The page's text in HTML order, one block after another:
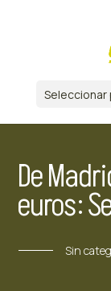
Seleccionar
De
euros:
Sin